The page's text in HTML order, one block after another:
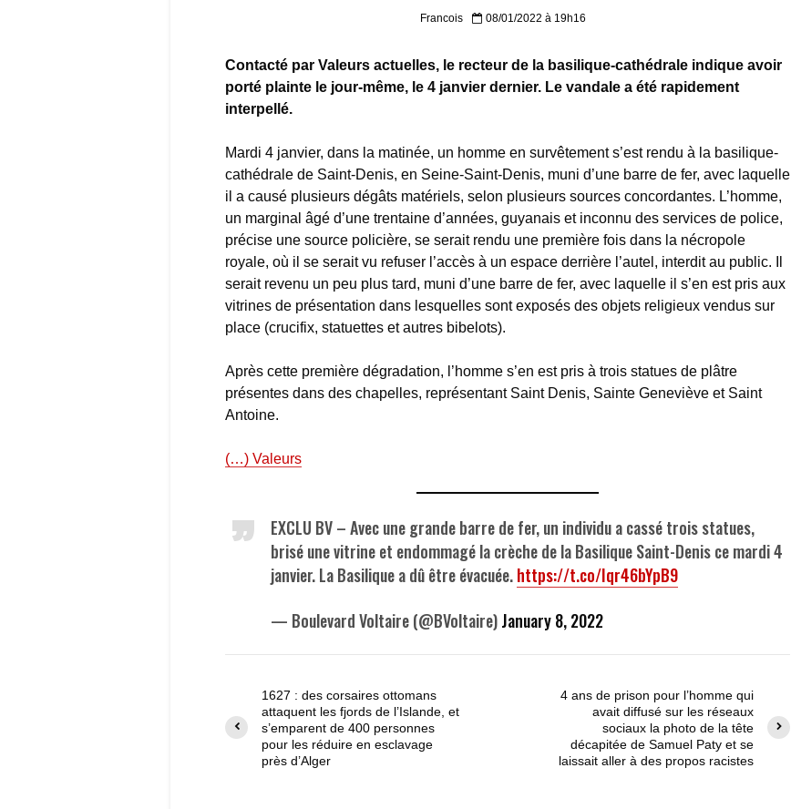
Francois 08/01/2022 à 19h16
Contacté par Valeurs actuelles, le recteur de la basilique-cathédrale indique avoir
porté plainte le jour-même, le 4 janvier dernier. Le vandale a été rapidement
interpellé.
Mardi 4 janvier, dans la matinée, un homme en survêtement s’est rendu à la basilique-
cathédrale de Saint-Denis, en Seine-Saint-Denis, muni d’une barre de fer, avec laquelle
il a causé plusieurs dégâts matériels, selon plusieurs sources concordantes. L’homme,
un marginal âgé d’une trentaine d’années, guyanais et inconnu des services de police,
précise une source policière, se serait rendu une première fois dans la nécropole
royale, où il se serait vu refuser l’accès à un espace derrière l’autel, interdit au public. Il
serait revenu un peu plus tard, muni d’une barre de fer, avec laquelle il s’en est pris aux
vitrines de présentation dans lesquelles sont exposés des objets religieux vendus sur
place (crucifix, statuettes et autres bibelots).
Après cette première dégradation, l’homme s’en est pris à trois statues de plâtre
présentes dans des chapelles, représentant Saint Denis, Sainte Geneviève et Saint
Antoine.
(…) Valeurs
EXCLU BV – Avec une grande barre de fer, un individu a cassé trois statues,
brisé une vitrine et endommagé la crèche de la Basilique Saint-Denis ce mardi 4
janvier. La Basilique a dû être évacuée.https://t.co/Iqr46bYpB9
— Boulevard Voltaire (@BVoltaire)January 8, 2022
1627 : des corsaires ottomans
attaquent les fjords de l’Islande, et
s’emparent de 400 personnes
pour les réduire en esclavage
près d’Alger
4 ans de prison pour l’homme qui
avait diffusé sur les réseaux
sociaux la photo de la tête
décapitée de Samuel Paty et se
laissait aller à des propos racistes